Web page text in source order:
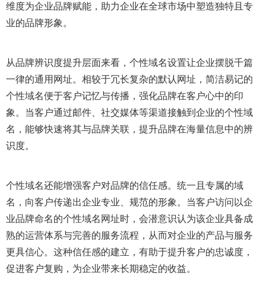
维度为企业品牌赋能，助力企业在全球市场中塑造独特且专
业的品牌形象。
从品牌辨识度提升层面来看，个性域名设置让企业摆脱千篇
一律的通用网址。相较于冗长复杂的默认网址，简洁易记的
个性域名便于客户记忆与传播，强化品牌在客户心中的印
象。当客户通过邮件、社交媒体等渠道接触到企业的个性域
名，能够快速将其与品牌关联，提升品牌在海量信息中的辨
识度。
个性域名还能增强客户对品牌的信任感。统一且专属的域
名，向客户传递出企业专业、规范的形象。当客户访问以企
业品牌命名的个性域名网址时，会潜意识认为该企业具备成
熟的运营体系与完善的服务流程，从而对企业的产品与服务
更具信心。这种信任感的建立，有助于提升客户的忠诚度，
促进客户复购，为企业带来长期稳定的收益。